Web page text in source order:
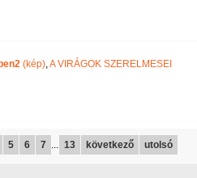
(kép),A VIRÁGOK SZERELMESEI
5 6 7 ... 13 következő utolsó